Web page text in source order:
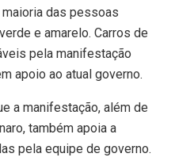
das pessoas
e amarelo. Carros de
pela manifestação
apoio ao atual governo.
a manifestação, além de
também apoia a
pela equipe de governo.